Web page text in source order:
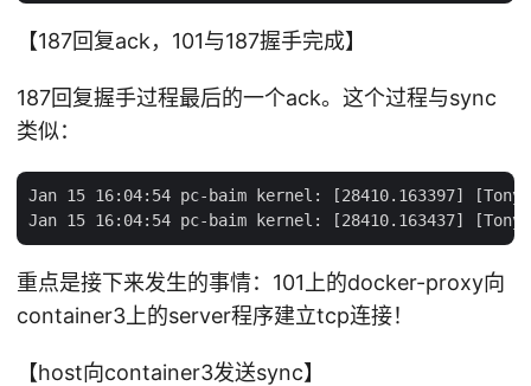
【187回复ack，101与187握手完成】
187回复握手过程最后的一个ack。这个过程与sync
类似：
Jan 15 16:04:54 pc-baim kernel: [28410.163397] [TonyBai]-
重点是接下来发生的事情：101上的docker-proxy向
container3上的server程序建立tcp连接！
【host向container3发送sync】